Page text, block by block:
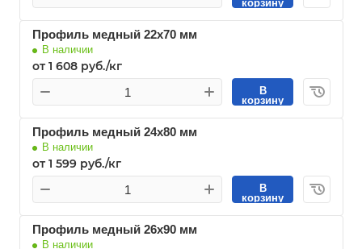
корзину
Профиль медный 22х70 мм
В наличии
от 1 608 руб./кг
В
корзину
Профиль медный 24х80 мм
В наличии
от 1 599 руб./кг
В
корзину
Профиль медный 26х90 мм
В наличии